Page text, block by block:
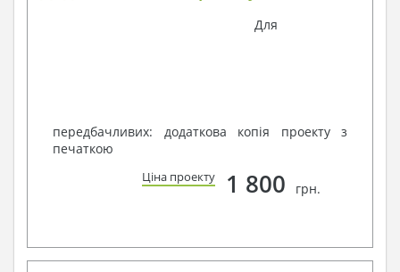
Для
передбачливих: додаткова копія проекту з
печаткою
Ціна проекту 1 800 грн.